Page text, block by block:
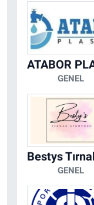
GENEL
GENEL